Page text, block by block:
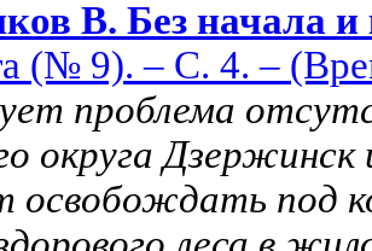
В. Без начала и
(№ 9). – С. 4. –
проблема
округа
освобождать под